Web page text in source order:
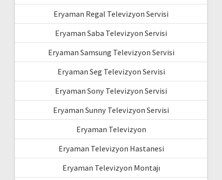
Eryaman Regal Televizyon Servisi
Eryaman Saba Televizyon Servisi
Eryaman Samsung Televizyon Servisi
Eryaman Seg Televizyon Servisi
Eryaman Sony Televizyon Servisi
Eryaman Sunny Televizyon Servisi
Eryaman Televizyon
Eryaman Televizyon Hastanesi
Eryaman Televizyon Montajı